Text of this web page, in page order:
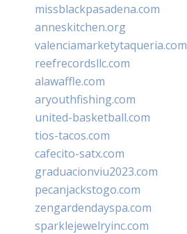
missblackpasadena.com
anneskitchen.org
valenciamarketytaqueria.com
reefrecordsllc.com
alawaffle.com
aryouthfishing.com
united-basketball.com
tios-tacos.com
cafecito-satx.com
graduacionviu2023.com
pecanjackstogo.com
zengardendayspa.com
sparklejewelryinc.com